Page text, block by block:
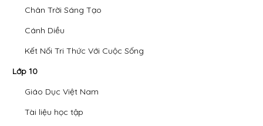
Chân Trời Sáng Tạo
Cánh Diều
Kết Nối Tri Thức Với Cuộc Sống
Lớp 10
Giáo Dục Việt Nam
Tài liệu học tập